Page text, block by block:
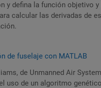
y defina la función objetivo
calcular las derivadas de
de fuselaje con MATLAB
de Unmanned Air
uso de un algoritmo